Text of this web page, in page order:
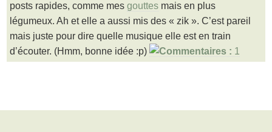
posts rapides, comme mes gouttes mais en plus
légumeux. Ah et elle a aussi mis des « zik ». C’est pareil
mais juste pour dire quelle musique elle est en train
d’écouter. (Hmm, bonne idée :p)
1